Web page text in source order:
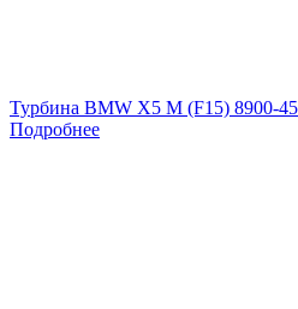
Турбина BMW X5 M (F15) 8900-
Подробнее